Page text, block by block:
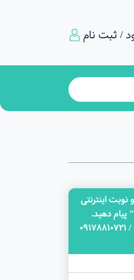
/ ثبت نام
نوبت اینترنتی
با این دکتر، در واتساپ "09301810721" پیام دهید.